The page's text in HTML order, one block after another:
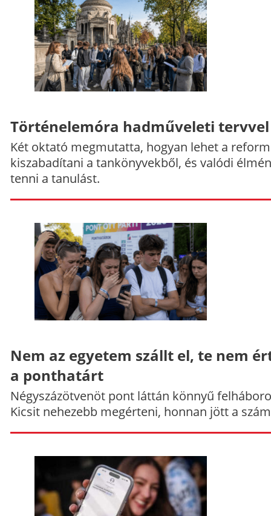
Történelemóra hadműveleti tervvel
Két oktató megmutatta, hogyan lehet a
kiszabadítani a tankönyvekből, és valódi
tenni a tanulást.
Nem az egyetem szállt el, te nem
a ponthatárt
Négyszázötvenöt pont láttán könnyű
Kicsit nehezebb megérteni, honnan jött a